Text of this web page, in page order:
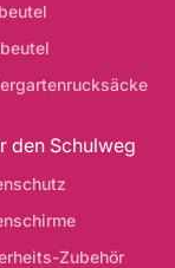
den Schulweg
Zubehör